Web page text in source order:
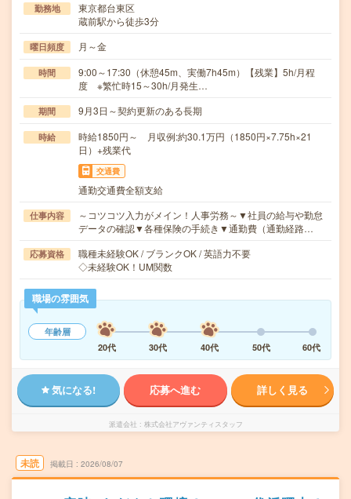
勤務地
東京都台東区
蔵前駅から徒歩3分
曜日頻度 月～金
時間
9:00～17:30（休憩45m、実働7h45m）【残業】5h/月程
度 ※繁忙時15～30h/月発生…
期間 9月3日～契約更新のある長期
時給
時給1850円～ 月収例:約30.1万円（1850円×7.75h×21
日）+残業代
交通費
通勤交通費全額支給
仕事内容
～コツコツ入力がメイン！人事労務～▼社員の給与や勤怠
データの確認▼各種保険の手続き▼通勤費（通勤経路…
応募資格
職種未経験OK / ブランクOK / 英語力不要
◇未経験OK！UM関数
職場の雰囲気
年齢層
20代
30代 40代 50代 60代
気になる! 応募へ進む 詳しく見る
派遣会社 株式会社アヴァンティスタッフ
未読 掲載日 2026/08/07